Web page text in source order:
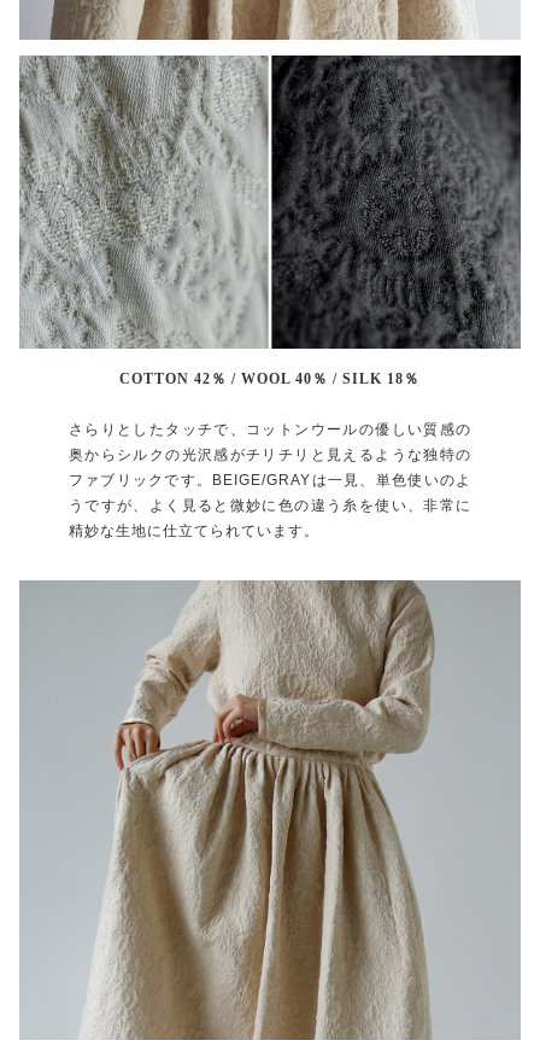
COTTON 42％ / WOOL 40％ / SILK 18％
さらりとしたタッチで、コットンウールの優しい質感の
奥からシルクの光沢感がチリチリと見えるような独特の
ファブリックです。BEIGE/GRAYは一見、単色使いのよ
うですが、よく見ると微妙に色の違う糸を使い、非常に
精妙な生地に仕立てられています。